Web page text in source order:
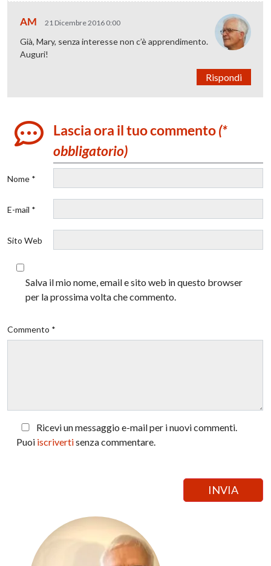
AM 21 Dicembre 2016 0:00
Già, Mary, senza interesse non c’è apprendimento.
Auguri!
Rispondi
Lascia ora il tuo commento(*
obbligatorio)
Nome *
E-mail *
Sito Web
Salva il mio nome, email e sito web in questo browser
per la prossima volta che commento.
Commento *
Ricevi un messaggio e-mail per i nuovi commenti.
Puoi iscrivertisenza commentare.